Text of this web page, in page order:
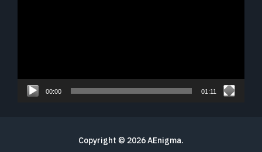
00:00 01:11
Copyright © 2026AEnigma.